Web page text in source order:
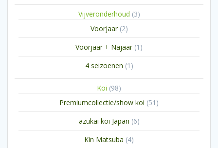
product
Vijveronderhoud 33
Voorjaar 22
producten
Voorjaar + Najaar 1 1
product
4 seizoenen 1 1
Koi 9898
Premiumcollectie/show koi 51 51
producten
azukai koi Japan 66
producten
Kin Matsuba 44